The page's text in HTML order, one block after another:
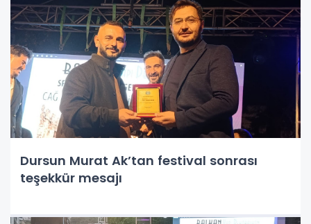
Dursun Murat Ak’tan festival sonrası
teşekkür mesajı